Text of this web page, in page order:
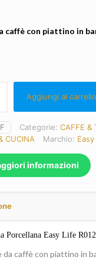
caffè con piattino in
Aggiungi al carrello
Categorie: CAFFE &
CUCINA Marchio:
informazioni
Porcellana Easy Life
da caffè con piattino in